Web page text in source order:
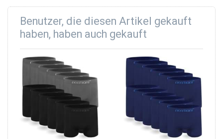
Benutzer, die diesen Artikel gekauft
haben, haben auch gekauft